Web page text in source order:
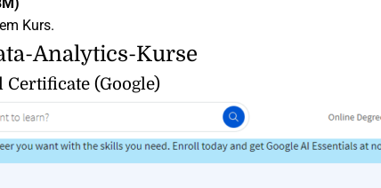
Kurs.
Analytics-Kurse
Certificate (Google)